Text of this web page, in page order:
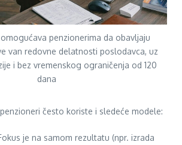
penzionerima da obavljaju
van redovne delatnosti poslodavca, uz
i bez vremenskog ograničenja od 120
dana
često koriste i sledeće modele:
je na samom rezultatu (npr. izrada